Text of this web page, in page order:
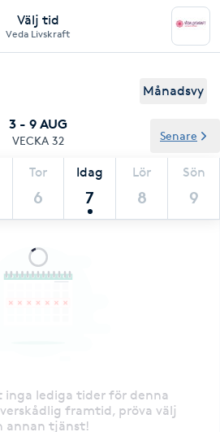
Välj tid
Veda Livskraft
Månadsvy
3 - 9 AUG
VECKA 32
Tor
6
Idag
7
Lör
8
Sön
9
Senare
inga lediga tider för denna
framtid, pröva välj
annan tjänst!